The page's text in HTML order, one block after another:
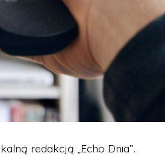
redakcją „Echo Dnia”.